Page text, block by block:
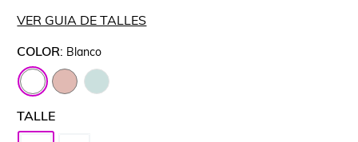
VER GUIA DE TALLES
TALLE
COLOR: Blanco